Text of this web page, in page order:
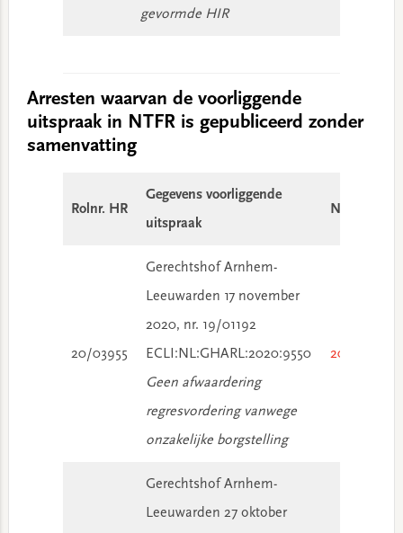
gevormde HIR
Arresten waarvan de voorliggende
uitspraak in NTFR is gepubliceerd zonder
samenvatting
Rolnr. HR
Gegevens voorliggende
uitspraak
NTFR-nr.
20/03955
Gerechtshof Arnhem-
Leeuwarden 17 november
2020, nr. 19/01192
ECLI:NL:GHARL:2020:9550
Geen afwaardering
regresvordering vanwege
onzakelijke borgstelling
2020/3605
Gerechtshof Arnhem-
Leeuwarden 27 oktober